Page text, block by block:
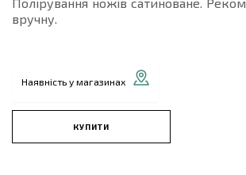
вручну.
Наявність у магазинах
КУПИТИ